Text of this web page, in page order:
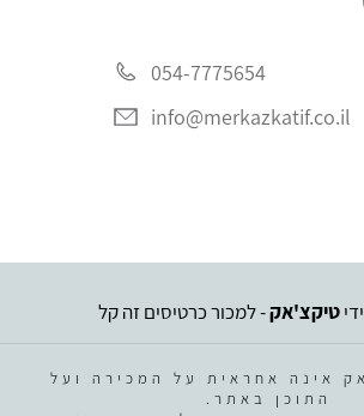
054-7775654
info@merkazkatif.co.il
טיקצ'אק- למכור כרטיסים זה קל
אינה אחראית על המכירה ועל
התוכן באתר.